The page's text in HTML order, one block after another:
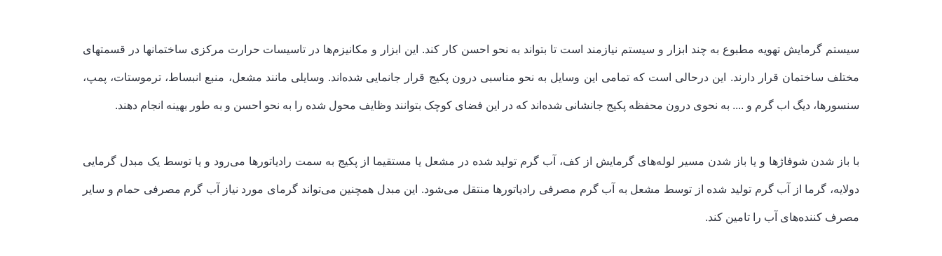
سیستم گرمایش تهویه مطبوع به چند ابزار و سیستم نیازمند است تا بتواند به نحو احسن کار کند. این ابزار و مکانیزم‌ها در تاسیسات حرارت مرکزی ساختمان­ها در قسمت­های
مختلف ساختمان قرار دارند. این درحالی است که تمامی این وسایل به نحو مناسبی درون پکیج قرار جانمایی شده‌اند. وسایلی مانند مشعل، منبع انبساط، ترموستات، پمپ،
سنسورها، دیگ اب گرم و .... به نحوی درون محفظه پکیج جانشانی شده‌اند که در این فضای کوچک بتوانند وظایف محول شده را به نحو احسن و به طور بهینه انجام دهند.
با باز شدن شوفاژها و یا باز شدن مسیر لوله‌های گرمایش از کف، آب گرم تولید شده در مشعل یا مستقیما از پکیج به سمت رادیاتورها می‌رود و یا توسط یک مبدل گرمایی
دولایه، گرما از آب گرم تولید شده از توسط مشعل به آب گرم مصرفی رادیاتورها منتقل می‌شود. این مبدل همچنین می‌تواند گرمای مورد نیاز آب گرم مصرفی حمام و سایر
مصرف کننده‌های آب را تامین کند.